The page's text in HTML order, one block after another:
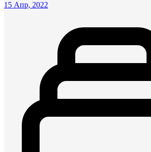
15 Апр, 2022